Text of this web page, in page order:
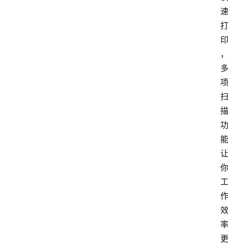
速
打
印
，
多
项
扫
描
功
能
让
你
工
作
效
率
更